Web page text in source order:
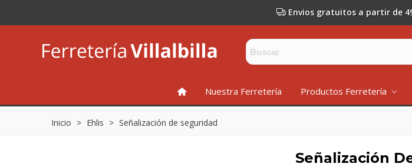
Envios gratuitos a partir de
INICIONuestra Ferretería Productos Ferretería
Inicio > Ehlis > Señalización de seguridad
Señalización